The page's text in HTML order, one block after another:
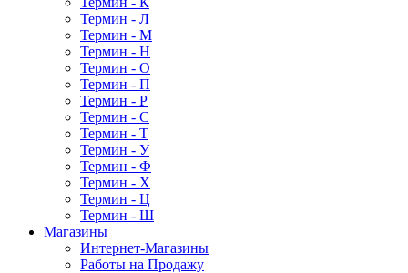
Термин - Л
Термин - М
Термин - Н
Термин - О
Термин - П
Термин - Р
Термин - С
Термин - Т
Термин - У
Термин - Ф
Термин - Х
Термин - Ц
Термин - Ш
Магазины
Интернет-Магазины
Работы на Продажу